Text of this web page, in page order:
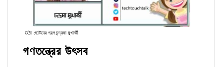
হৈচৈ ছোটদের গল্পে চন্দ্রমা মুখার্জী
গণতন্ত্রের উৎসব